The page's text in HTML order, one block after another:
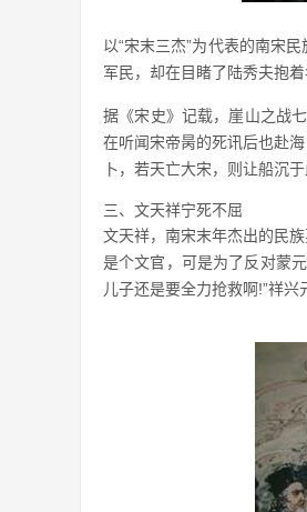
以“宋末三杰”为代表的南宋
军民，却在目睹了陆秀夫抱
据《宋史》记载，崖山之战
在听闻宋帝昺的死讯后也赴
卜，若天亡大宋，则让船沉
三、文天祥宁死不屈
文天祥，南宋末年杰出的民
是个文官，可是为了反对蒙
儿子还是要全力抢救啊!”祥兴